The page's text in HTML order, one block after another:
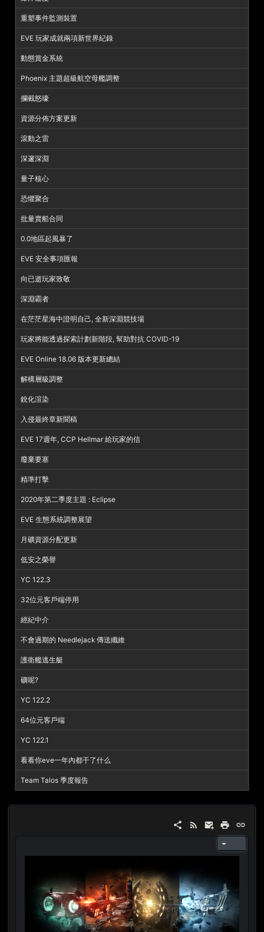
重塑事件監測裝置
EVE 玩家成就兩項新世界紀錄
動態賞金系統
Phoenix 主題超級航空母艦調整
攔截怒嚎
資源分佈方案更新
滾動之雷
深邃深淵
量子核心
恐懼聚合
批量賣船合同
0.0地區起風暴了
EVE 安全事項匯報
向已逝玩家致敬
深淵霸者
在茫茫星海中證明自己, 全新深淵競技場
玩家將能透過探索計劃新階段, 幫助對抗 COVID-19
EVE Online 18.06 版本更新總結
解構層級調整
銳化渲染
入侵最終章新聞稿
EVE 17週年, CCP Hellmar 給玩家的信
廢棄要塞
精準打擊
2020年第二季度主題 : Eclipse
EVE 生態系統調整展望
月礦資源分配更新
低安之榮譽
YC 122.3
32位元客戶端停用
經紀中介
不會過期的 Needlejack 傳送纖維
護衛艦逃生艇
礦呢?
YC 122.2
64位元客戶端
YC 122.1
看看你eve一年內都干了什么
Team Talos 季度報告